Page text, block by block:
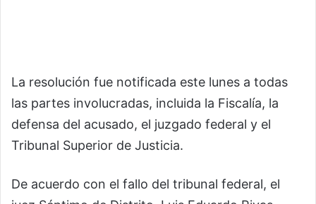
La resolución fue notificada este lunes a todas
las partes involucradas, incluida la Fiscalía, la
defensa del acusado, el juzgado federal y el
Tribunal Superior de Justicia.
De acuerdo con el fallo del tribunal federal, el